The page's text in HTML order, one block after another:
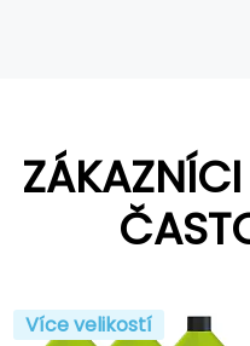
Více velikostí